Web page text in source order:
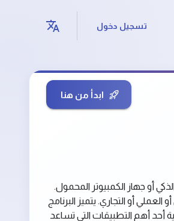
تسجيل دخول
ابدأ من هنا
أو جهاز الكمبيوتر المحمول.
أو التجاري. يتميز البرنامج
أحد أهم التطبيقات التي تساعد